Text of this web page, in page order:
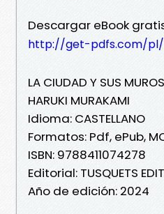
Descargar eBook
http://get-pdfs.com/pl/
LA CIUDAD Y SUS
HARUKI MURAKAMI
Idioma: CASTELLANO
Formatos: Pdf, ePub,
ISBN: 9788411074278
Editorial: TUSQUETS
Año de edición: 2024